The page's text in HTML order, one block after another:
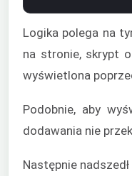
Logika polega na
na stronie, skrypt
wyświetlona
Podobnie, aby
dodawania nie
Następnie